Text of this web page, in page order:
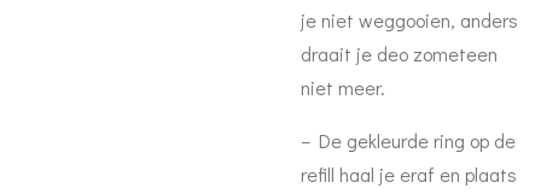
je niet weggooien, anders
draait je deo zometeen
niet meer.
– De gekleurde ring op de
refill haal je eraf en plaats